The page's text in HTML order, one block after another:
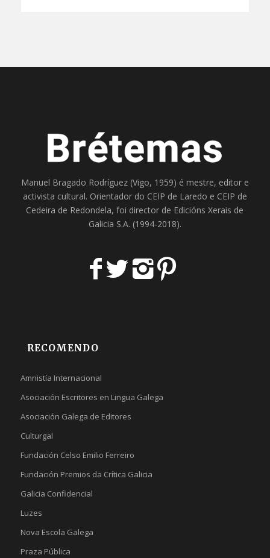
Manuel Bragado Rodríguez (Vigo, 1959) é mestre, editor e
activista cultural. Orientador do CEIP de Laredo e CEIP de
Cedeira de Redondela, foi director de Edicións Xerais de
Galicia S.A. (1994-2018).
RECOMENDO
Amnistía Internacional
Asociación Escritores en Lingua Galega
Asociación Galega de Editores
Culturgal
Fundación Celso Emilio Ferreiro
Fundación Premios da Crítica Galicia
Galicia Confidencial
Luzes
Nova Escola Galega
Praza Pública